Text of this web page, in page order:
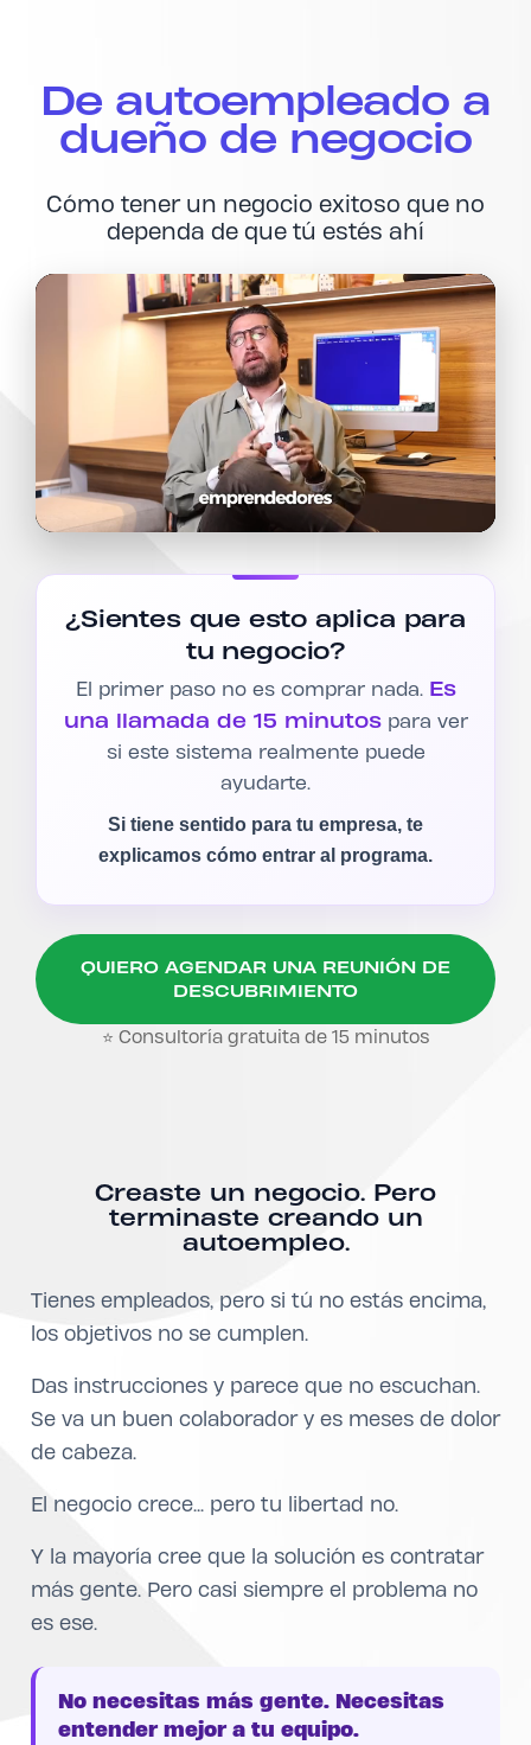
De autoempleado a
dueño de negocio
Cómo tener un negocio exitoso que no
dependa de que tú estés ahí
¿Sientes que esto aplica para
tu negocio?
El primer paso no es comprar nada. Es
una llamada de 15 minutospara ver
si este sistema realmente puede
ayudarte.
Si tiene sentido para tu empresa, te
explicamos cómo entrar al programa.
QUIERO AGENDAR UNA REUNIÓN DE
DESCUBRIMIENTO
⭐ Consultoría gratuita de 15 minutos
Creaste un negocio. Pero
terminaste creando un
autoempleo.
Tienes empleados, pero si tú no estás encima,
los objetivos no se cumplen.
Das instrucciones y parece que no escuchan.
Se va un buen colaborador y es meses de dolor
de cabeza.
El negocio crece... pero tu libertad no.
Y la mayoría cree que la solución es contratar
más gente. Pero casi siempre el problema no
es ese.
No necesitas más gente. Necesitas
entender mejor a tu equipo.